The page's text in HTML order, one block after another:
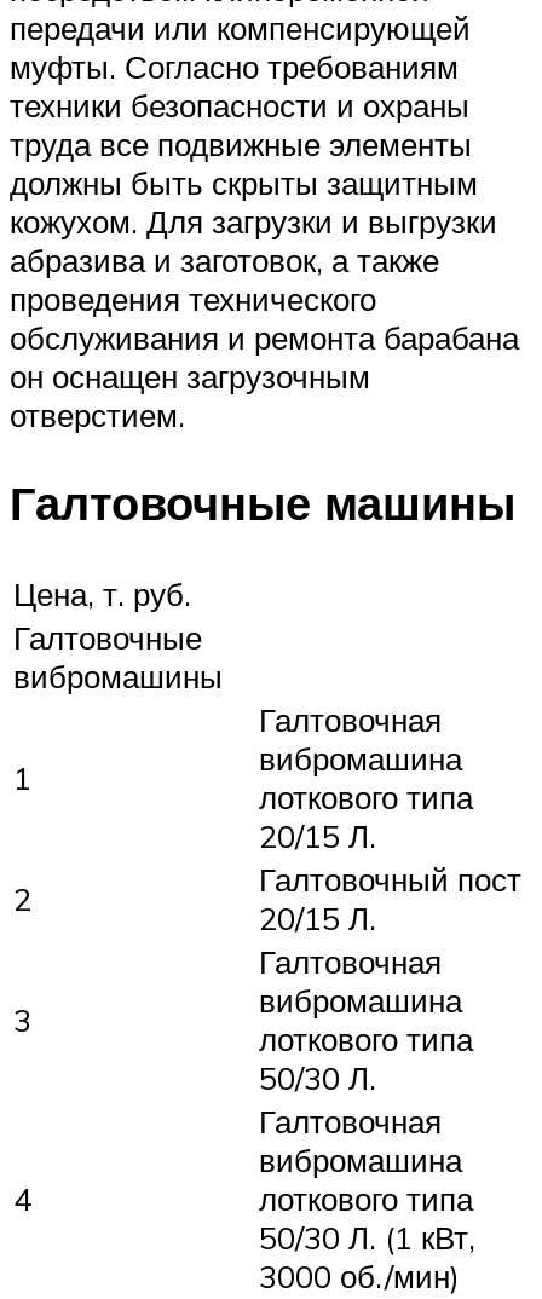
передачи или компенсирующей
муфты. Согласно требованиям
техники безопасности и охраны
труда все подвижные элементы
должны быть скрыты защитным
кожухом. Для загрузки и выгрузки
абразива и заготовок, а также
проведения технического
обслуживания и ремонта барабана
он оснащен загрузочным
отверстием.
Галтовочные машины
Цена, т. руб.
Галтовочные
вибромашины
1
Галтовочная
вибромашина
лоткового типа
20/15 Л.
2
Галтовочный пост
20/15 Л.
3
Галтовочная
вибромашина
лоткового типа
50/30 Л.
4
Галтовочная
вибромашина
лоткового типа
50/30 Л. (1 кВт,
3000 об./мин)